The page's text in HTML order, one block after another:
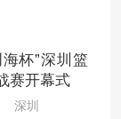
杯”深圳篮
赛开幕式
深圳